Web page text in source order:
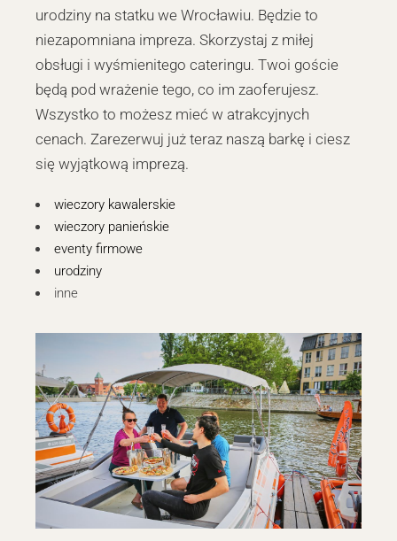
urodziny na statku we Wrocławiu. Będzie to
niezapomniana impreza. Skorzystaj z miłej
obsługi i wyśmienitego cateringu. Twoi goście
będą pod wrażenie tego, co im zaoferujesz.
Wszystko to możesz mieć w atrakcyjnych
cenach. Zarezerwuj już teraz naszą barkę i ciesz
się wyjątkową imprezą.
wieczory kawalerskie
wieczory panieńskie
eventy firmowe
urodziny
inne